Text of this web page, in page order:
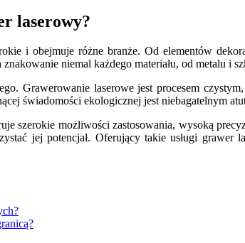
laserowy?
i obejmuje różne branże. Od elementów
niemal każdego materiału, od metalu i
Grawerowanie laserowe jest procesem
świadomości ekologicznej jest niebagatelnym
szerokie możliwości zastosowania, wysoką
jej potencjał. Oferujący takie usługi